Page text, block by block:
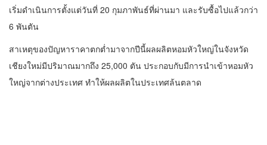
เริ่มดำเนินการตั้งแต่วันที่ 20 กุมภาพันธ์ที่ผ่านมา และรับซื้อไปแล้วกว่า
6 พันตัน
สาเหตุของปัญหาราคาตกต่ำมาจากปีนี้ผลผลิตหอมหัวใหญ่ในจังหวัด
เชียงใหม่มีปริมาณมากถึง 25,000 ตัน ประกอบกับมีการนำเข้าหอมหัว
ใหญ่จากต่างประเทศ ทำให้ผลผลิตในประเทศล้นตลาด